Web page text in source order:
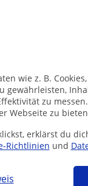
wie z. B.
gewährleisten,
zu
Webseite zu
erklärst du
Richtlinien und
Profil einen
Bad